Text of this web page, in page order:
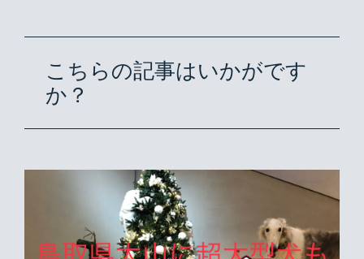
こちらの記事はいかがです
か？